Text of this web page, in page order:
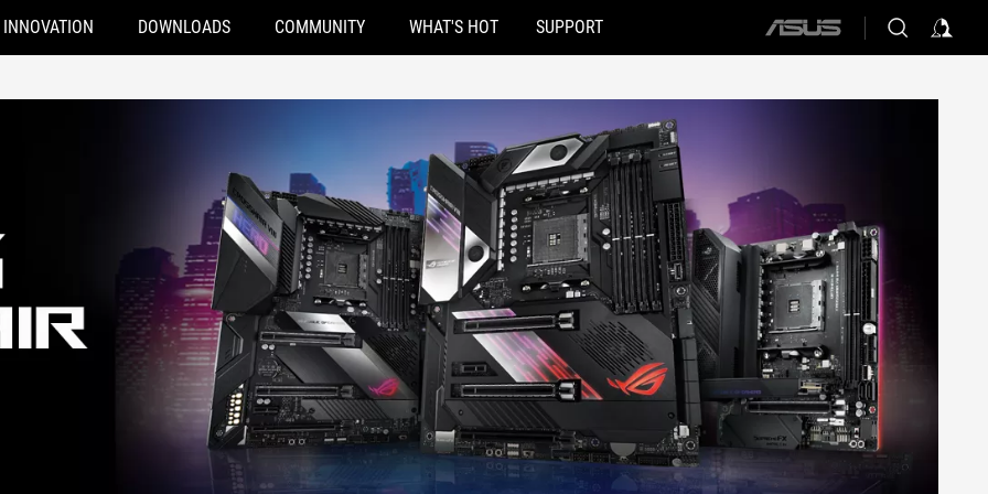
INNOVATION DOWNLOADS COMMUNITY WHAT'S HOT SUPPORT
ASUS